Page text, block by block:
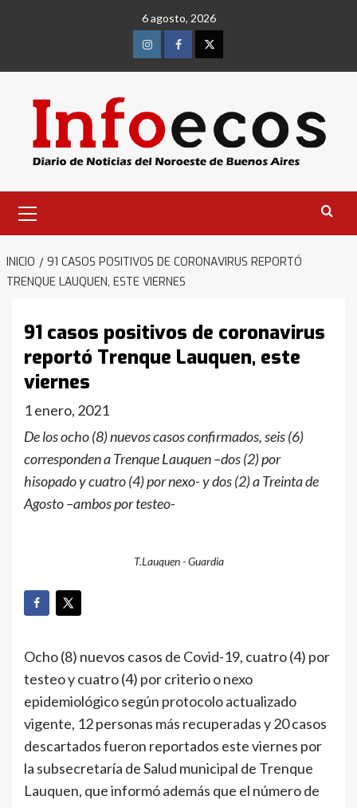
6 agosto, 2026
InstagramFacebookTwitter
primario
INICIO
91 CASOS POSITIVOS DE CORONAVIRUS REPORTÓ
TRENQUE LAUQUEN, ESTE VIERNES
91 casos positivos de coronavirus
reportó Trenque Lauquen, este
viernes
1 enero, 2021
De los ocho (8) nuevos casos confirmados, seis (6)
corresponden a Trenque Lauquen –dos (2) por
hisopado y cuatro (4) por nexo- y dos (2) a Treinta de
Agosto –ambos por testeo-
T.Lauquen - Guardia
Ocho (8) nuevos casos de Covid-19, cuatro (4) por
testeo y cuatro (4) por criterio o nexo
epidemiológico según protocolo actualizado
vigente, 12 personas más recuperadas y 20 casos
descartados fueron reportados este viernes por
la subsecretaría de Salud municipal de Trenque
Lauquen, que informó además que el número de